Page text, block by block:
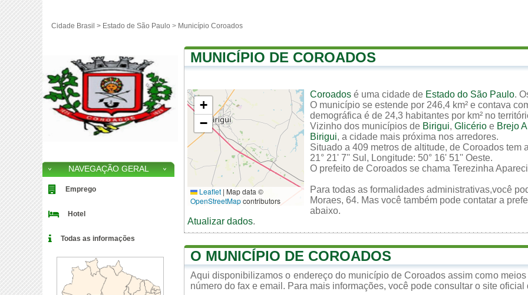
Cidade Brasil > Estado de São Paulo > Município Coroados
MUNICÍPIO DE COROADOS
+
−
Leaflet | Map data ©
OpenStreetMapcontributors
Coroados é uma cidade de Estado do São Paulo.
O município se estende por 246,4 km² e contava
demográfica é de 24,3 habitantes por km² no
Vizinho dos municípios de Birigui, Glicério e Brejo
Birigui, a cidade mais próxima nos arredores.
Situado a 409 metros de altitude, de Coroados
21° 21' 7'' Sul, Longitude: 50° 16' 51'' Oeste.
O prefeito de Coroados se chama Terezinha
Para todas as formalidades administrativas,você
Moraes, 64. Mas você também pode contatar a
abaixo.
Atualizar dados.
O MUNICÍPIO DE COROADOS
Aqui disponibilizamos o endereço do município de Coroados assim como
número do fax e email. Para mais informações, você pode consultar o site oficial
NAVEGAÇÃO GERAL
Emprego
Hotel
Todas as informações